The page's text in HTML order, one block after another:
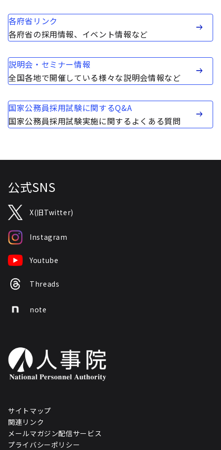
各府省リンク
各府省の採用情報、イベント情報など
説明会・セミナー情報
全国各地で開催している様々な説明会情報など
国家公務員採用試験に関するQ&A
国家公務員採用試験実施に関するよくある質問
公式SNS
X(旧Twitter)
Instagram
Youtube
Threads
note
サイトマップ
関連リンク
メールマガジン配信サービス
プライバシーポリシー